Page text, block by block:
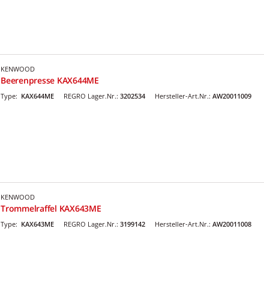
KENWOOD
Beerenpresse KAX644ME
REGRO Lager.Nr.: 3202534
Type: KAX644ME Hersteller-Art.Nr.: AW20011009
KENWOOD
Trommelraffel KAX643ME
REGRO Lager.Nr.: 3199142
Type: KAX643ME Hersteller-Art.Nr.: AW20011008